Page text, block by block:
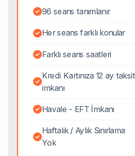
96 seans tanımlanır
Her seans farklı konular
Farklı seans saatleri
Kredi Kartınıza 12 ay taksit
imkanı
Havale - EFT İmkanı
Haftalık / Aylık Sınırlama
Yok